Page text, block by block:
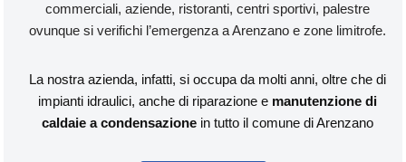
commerciali, aziende, ristoranti, centri sportivi, palestre
ovunque si verifichi l’emergenza a Arenzano e zone limitrofe.
La nostra azienda, infatti, si occupa da molti anni, oltre che di
impianti idraulici, anche di riparazione e manutenzione di
caldaie a condensazione in tutto il comune di Arenzano